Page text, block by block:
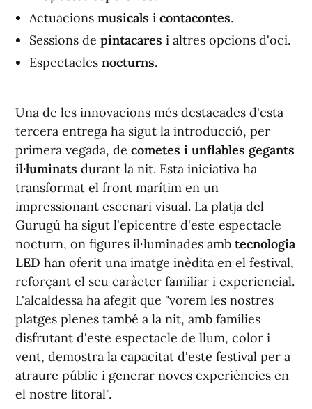
Actuacions musicals i contacontes.
Sessions de pintacares i altres opcions d'oci.
Espectacles nocturns.
Una de les innovacions més destacades d'esta
tercera entrega ha sigut la introducció, per
primera vegada, de cometes i unflables gegants
il·luminats durant la nit. Esta iniciativa ha
transformat el front marítim en un
impressionant escenari visual. La platja del
Gurugú ha sigut l'epicentre d'este espectacle
nocturn, on figures il·luminades amb tecnologia
LED han oferit una imatge inèdita en el festival,
reforçant el seu caràcter familiar i experiencial.
L'alcaldessa ha afegit que "vorem les nostres
platges plenes també a la nit, amb famílies
disfrutant d'este espectacle de llum, color i
vent, demostra la capacitat d'este festival per a
atraure públic i generar noves experiències en
el nostre litoral".